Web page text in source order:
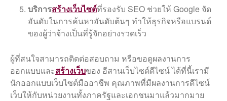
บริการสร้างเว็บไซต์ที่รองรับ SEO ช่วยให้ Google จัด
อันดับในการค้นหาอันดับต้นๆ ทำให้ธุรกิจหรือแบรนด์
ของผู้ว่าจ้างเป็นที่รู้จักอย่างรวดเร็ว
ผู้ที่สนใจสามารถติดต่อสอบถาม หรือขอดูผลงานการ
ออกแบบและสร้างเว็บของ อีสานเว็บไซต์ดีไซน์ ได้ที่นี้เรามี
นักออกแบบเว็บไซต์มืออาชีพ คุณภาพที่มีผลงานการดีไซน์
เว็บให้กับหน่วยงานทั้งภาครัฐและเอกชนมาแล้วมากมาย